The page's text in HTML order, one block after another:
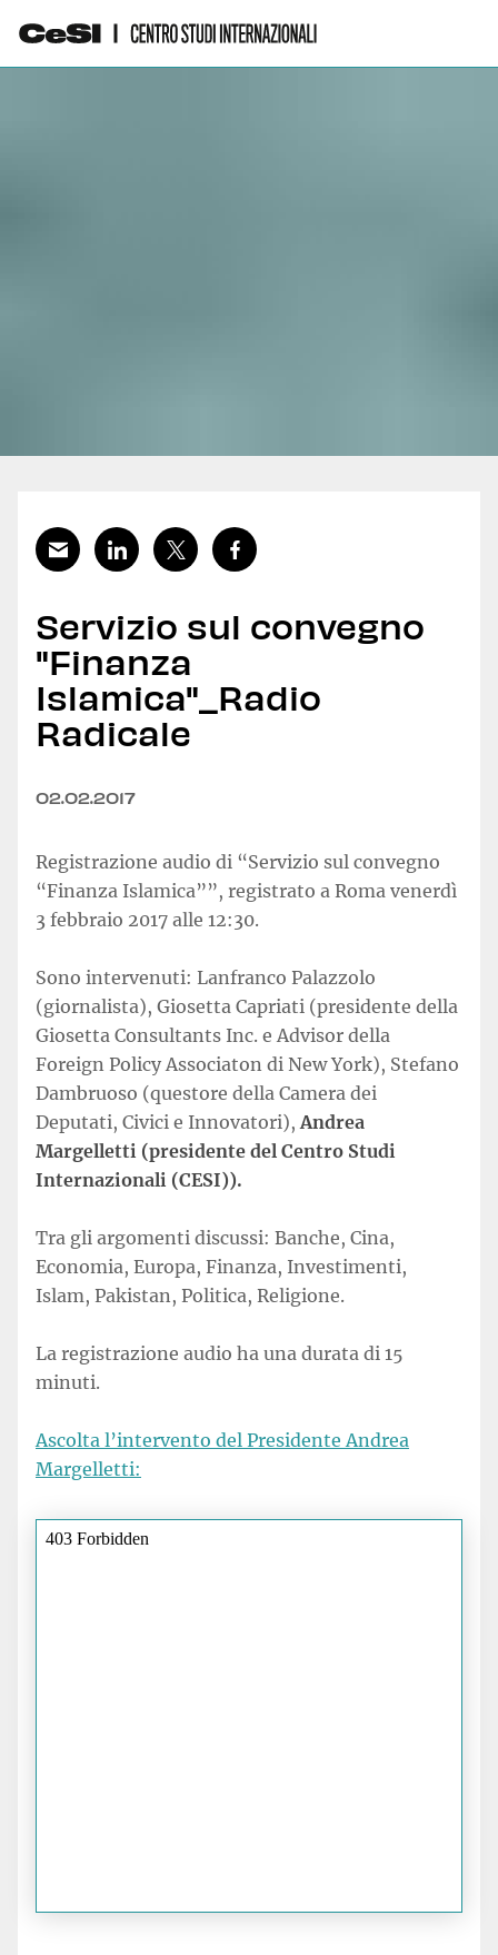
Servizio sul convegno
"Finanza
Islamica"_Radio
Radicale
02.02.2017
Registrazione audio di “Servizio sul convegno
“Finanza Islamica””, registrato a Roma venerdì
3 febbraio 2017 alle 12:30.
Sono intervenuti: Lanfranco Palazzolo
(giornalista), Giosetta Capriati (presidente della
Giosetta Consultants Inc. e Advisor della
Foreign Policy Associaton di New York), Stefano
Dambruoso (questore della Camera dei
Deputati, Civici e Innovatori),Andrea
Margelletti (presidente del Centro Studi
Internazionali (CESI)).
Tra gli argomenti discussi: Banche, Cina,
Economia, Europa, Finanza, Investimenti,
Islam, Pakistan, Politica, Religione.
La registrazione audio ha una durata di 15
minuti.
Ascolta l’intervento del Presidente Andrea
Margelletti: